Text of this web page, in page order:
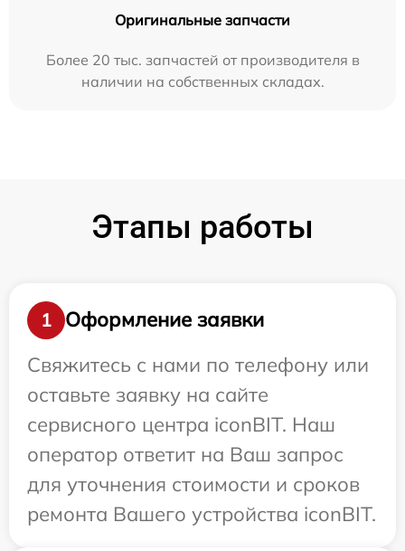
Оригинальные запчасти
Более 20 тыс. запчастей от производителя в
наличии на собственных складах.
Этапы работы
1
Оформление заявки
Свяжитесь с нами по телефону или
оставьте заявку на сайте
сервисного центра iconBIT. Наш
оператор ответит на Ваш запрос
для уточнения стоимости и сроков
ремонта Вашего устройства iconBIT.